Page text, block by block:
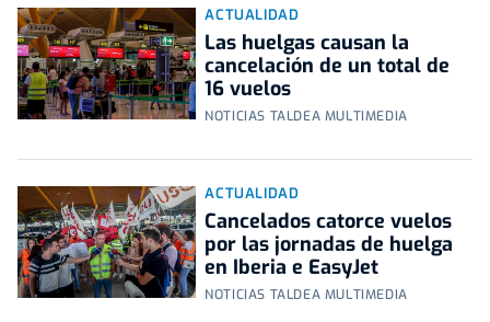
ACTUALIDAD
Las huelgas causan la
cancelación de un total de
16 vuelos
NOTICIAS TALDEA MULTIMEDIA
ACTUALIDAD
Cancelados catorce vuelos
por las jornadas de huelga
en Iberia e EasyJet
NOTICIAS TALDEA MULTIMEDIA